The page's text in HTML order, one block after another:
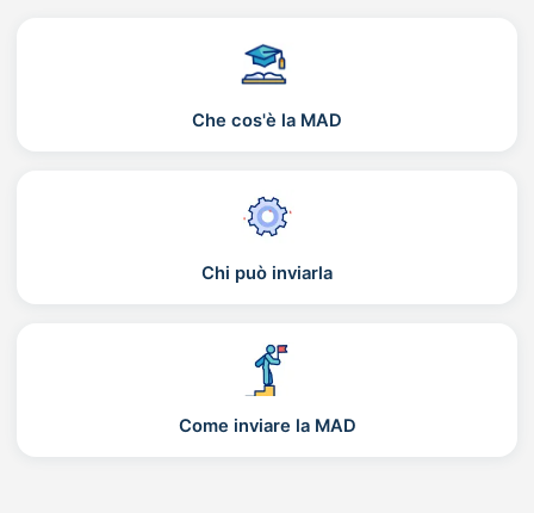
Che cos'è la MAD
Chi può inviarla
Come inviare la MAD